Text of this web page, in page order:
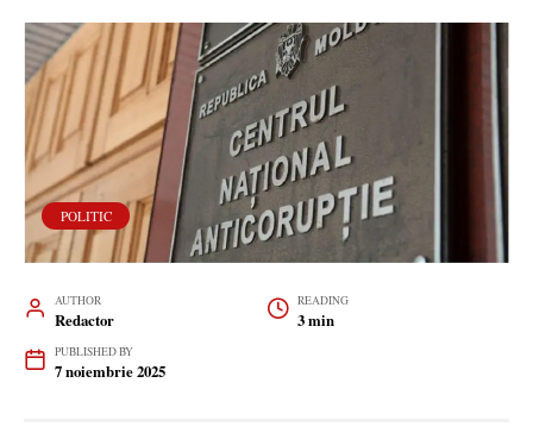
POLITIC
AUTHOR
Redactor
READING
3 min
PUBLISHED BY
7 noiembrie 2025